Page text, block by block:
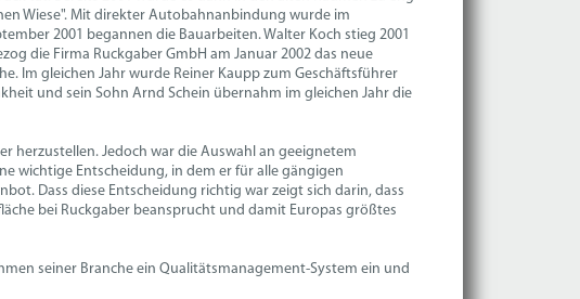
Wiese". Mit direkter Autobahnanbindung wurde im
2001 begannen die Bauarbeiten. Walter Koch stieg 2001
die Firma Ruckgaber GmbH am Januar 2002 das neue
Im gleichen Jahr wurde Reiner Kaupp zum Geschäftsführer
und sein Sohn Arnd Schein übernahm im gleichen Jahr die
herzustellen. Jedoch war die Auswahl an geeignetem
wichtige Entscheidung, in dem er für alle gängigen
Dass diese Entscheidung richtig war zeigt sich darin, dass
bei Ruckgaber beansprucht und damit Europas größtes
seiner Branche ein Qualitätsmanagement-System ein und